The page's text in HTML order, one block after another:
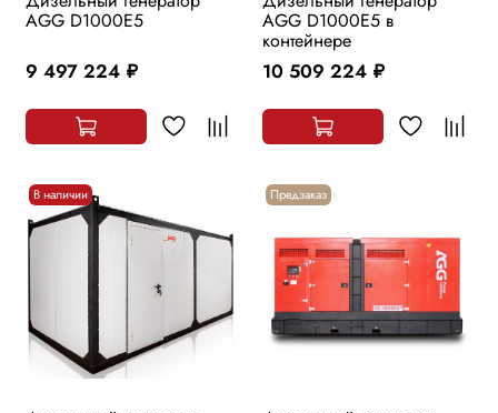
AGG D1000E5
9 497 224 руб.
AGG D1000E5 в
контейнере
10 509 224 руб.
В наличии Предзаказ